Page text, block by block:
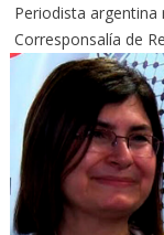
Periodista argentina
Corresponsalía de